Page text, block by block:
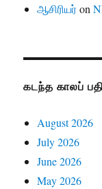
ஆசிரியர்on
கடந்த காலப்
August 2026
July 2026
June 2026
May 2026